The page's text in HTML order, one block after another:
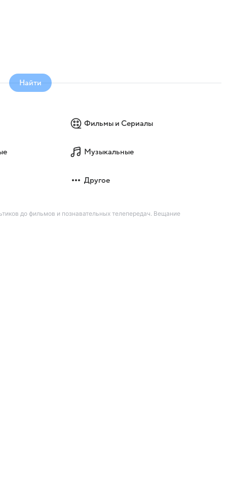
Найти
Фильмы и Сериалы
Музыкальные
Другое
до фильмов и познавательных телепередач. Вещание